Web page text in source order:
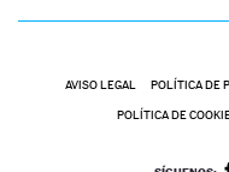
AVISO LEGAL POLÍTICA DE
POLÍTICA DE